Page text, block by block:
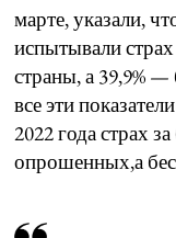
марте, указали,
испытывали
страны, а 39,9%
все эти
2022 года страх
опрошенных,а